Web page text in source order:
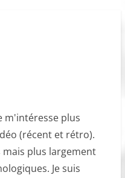
m'intéresse plus
(récent et rétro).
plus largement
Je suis